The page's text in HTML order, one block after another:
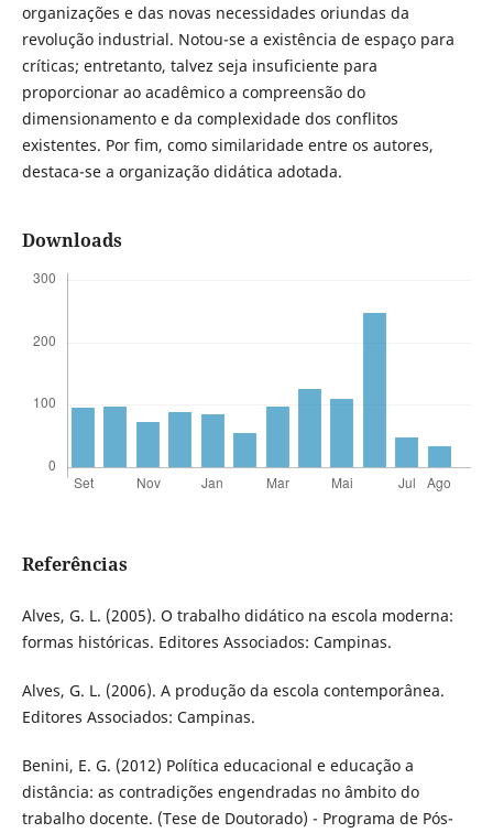
organizações e das novas necessidades oriundas da
revolução industrial. Notou-se a existência de espaço para
críticas; entretanto, talvez seja insuficiente para
proporcionar ao acadêmico a compreensão do
dimensionamento e da complexidade dos conflitos
existentes. Por fim, como similaridade entre os autores,
destaca-se a organização didática adotada.
Downloads
Referências
Alves, G. L. (2005). O trabalho didático na escola moderna:
formas históricas. Editores Associados: Campinas.
Alves, G. L. (2006). A produção da escola contemporânea.
Editores Associados: Campinas.
Benini, E. G. (2012) Política educacional e educação a
distância: as contradições engendradas no âmbito do
trabalho docente. (Tese de Doutorado) - Programa de Pós-